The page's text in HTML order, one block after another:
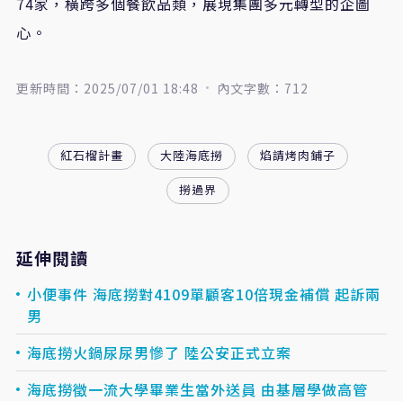
心。
更新時間：2025/07/01 18:48 內文字數：712
紅石榴計畫 大陸海底撈
焰請烤肉鋪子
撈過界
延伸閱讀
小便事件 海底撈對4109單顧客10倍現金補償 起訴兩
男
海底撈火鍋尿尿男慘了 陸公安正式立案
海底撈徵一流大學畢業生當外送員 由基層學做高管